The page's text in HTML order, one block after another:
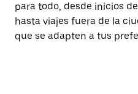
para todo, desde inicios
hasta viajes fuera de la
que se adapten a tus